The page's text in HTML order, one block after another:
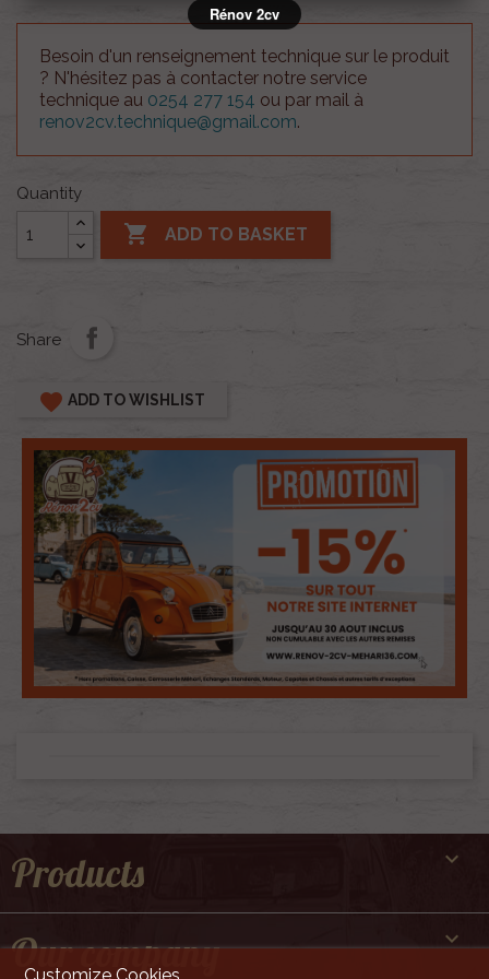
Besoin d'un renseignement technique sur le produit
? N'hésitez pas à contacter notre service
technique au 0254 277 154 ou par mail à
renov2cv.technique@gmail.com.
Quantity
 ADD TO BASKET
Share
favorite ADD TO WISHLIST
Products 
Our company 
Rénov 2cv